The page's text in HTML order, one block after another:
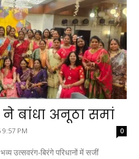
बांधा अनूठा समां
PM 0
भव्य उत्सवरंग-बिरंगे परिधानों में सजीं